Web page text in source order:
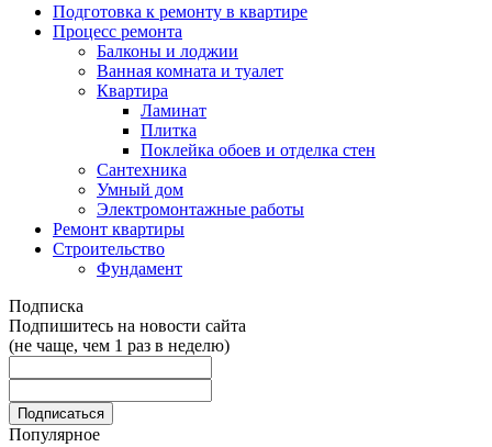
Подготовка к ремонту в квартире
Процесс ремонта
Балконы и лоджии
Ванная комната и туалет
Квартира
Ламинат
Плитка
Поклейка обоев и отделка стен
Сантехника
Умный дом
Электромонтажные работы
Ремонт квартиры
Строительство
Фундамент
Подписка
Подпишитесь на новости сайта
(не чаще, чем 1 раз в неделю)
Популярное